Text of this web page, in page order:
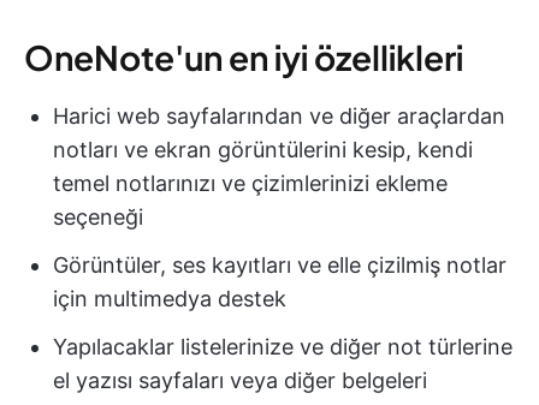
OneNote'un en iyi özellikleri
Harici web sayfalarından ve diğer araçlardan
notları ve ekran görüntülerini kesip, kendi
temel notlarınızı ve çizimlerinizi ekleme
seçeneği
Görüntüler, ses kayıtları ve elle çizilmiş notlar
için multimedya destek
Yapılacaklar listelerinize ve diğer not türlerine
el yazısı sayfaları veya diğer belgeleri